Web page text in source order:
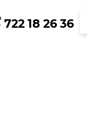
722 18 26 36